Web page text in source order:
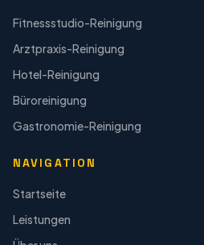
Fitnessstudio-Reinigung
Arztpraxis-Reinigung
Hotel-Reinigung
Büroreinigung
Gastronomie-Reinigung
NAVIGATION
Startseite
Leistungen